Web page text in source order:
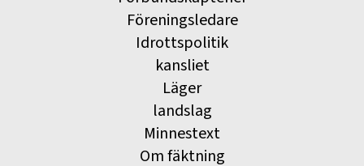
Föreningsledare
Idrottspolitik
kansliet
Läger
landslag
Minnestext
Om fäktning